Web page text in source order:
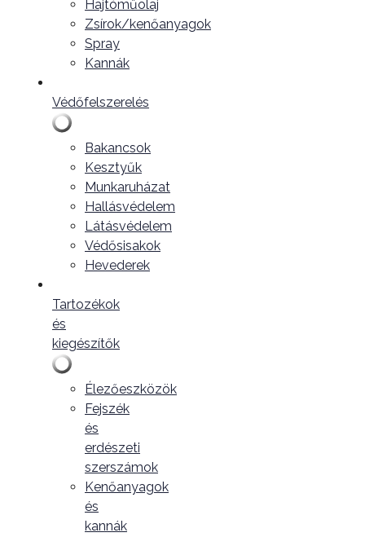
Hajtóműolaj
Zsírok/kenőanyagok
Spray
Kannák
Védőfelszerelés
Bakancsok
Kesztyűk
Munkaruházat
Hallásvédelem
Látásvédelem
Védősisakok
Hevederek
Tartozékok
és
kiegészítők
Élezőeszközök
Fejszék
és
erdészeti
szerszámok
Kenőanyagok
és
kannák